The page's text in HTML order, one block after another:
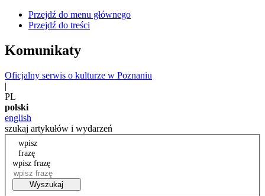
Przejdź do menu głównego
Przejdź do treści
Komunikaty
Oficjalny serwis o kulturze w Poznaniu
|
PL
polski
english
szukaj artykułów i wydarzeń
wpisz
frazę
wpisz frazę
Wyszukaj